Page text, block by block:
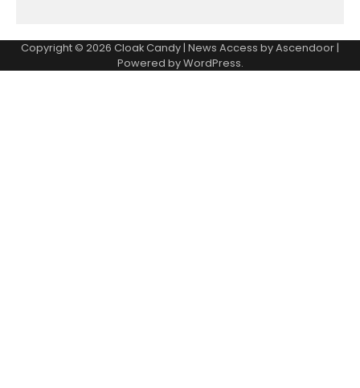
Copyright © 2026 Cloak Candy | News Access byAscendoor |
Powered byWordPress.